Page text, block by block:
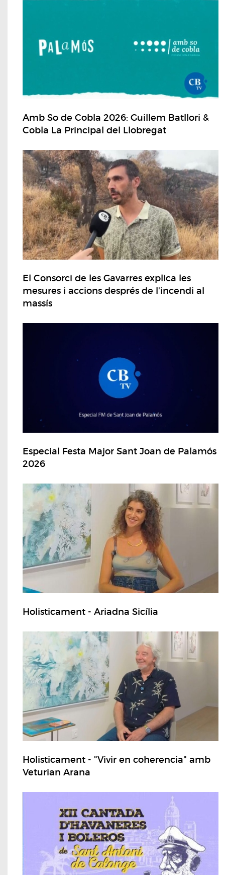
Amb So de Cobla 2026: Guillem Batllori &
Cobla La Principal del Llobregat
El Consorci de les Gavarres explica les
mesures i accions després de l'incendi al
massís
Especial Festa Major Sant Joan de Palamós
2026
Holisticament - Ariadna Sicília
Holisticament - "Vivir en coherencia" amb
Veturian Arana